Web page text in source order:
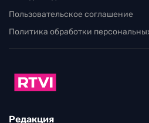
Пользовательское соглашение
Политика обработки
Редакция